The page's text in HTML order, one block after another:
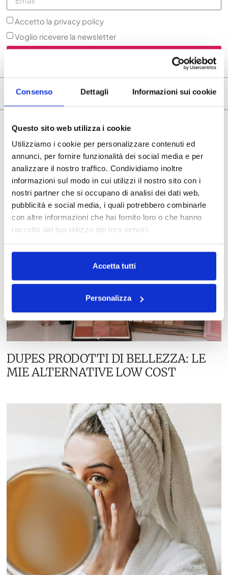
Consenso Dettagli Informazioni sui cookie
Questo sito web utilizza i cookie
Utilizziamo i cookie per personalizzare contenuti ed
annunci, per fornire funzionalità dei social media e per
analizzare il nostro traffico. Condividiamo inoltre
informazioni sul modo in cui utilizzi il nostro sito con i
nostri partner che si occupano di analisi dei dati web,
pubblicità e social media, i quali potrebbero combinarle
con altre informazioni che hai fornito loro o che hanno
raccolto dal tuo utilizzo dei loro servizi.
Accetta tutti
Personalizza
Accetto la privacy policy
Voglio ricevere la newsletter
ARTICOLI CORRELATI
DUPES PRODOTTI DI BELLEZZA: LE
MIE ALTERNATIVE LOW COST